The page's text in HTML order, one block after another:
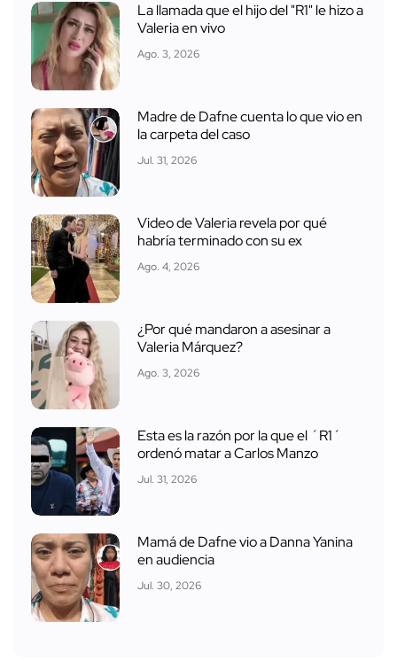
La llamada que el hijo del "R1" le hizo a
Valeria en vivo
Ago. 3, 2026
Madre de Dafne cuenta lo que vio en
la carpeta del caso
Jul. 31, 2026
Video de Valeria revela por qué
habría terminado con su ex
Ago. 4, 2026
¿Por qué mandaron a asesinar a
Valeria Márquez?
Ago. 3, 2026
Esta es la razón por la que el ´R1´
ordenó matar a Carlos Manzo
Jul. 31, 2026
Mamá de Dafne vio a Danna Yanina
en audiencia
Jul. 30, 2026